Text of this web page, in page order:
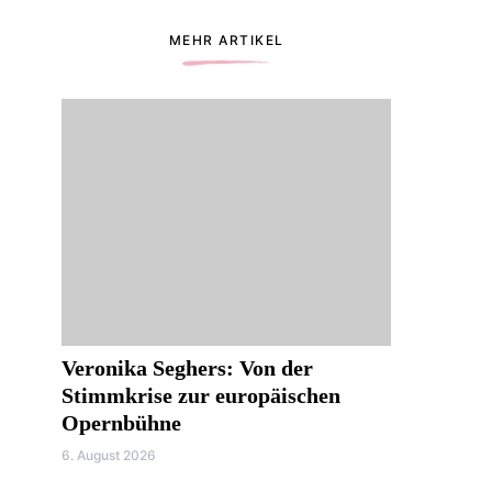
MEHR ARTIKEL
Veronika Seghers: Von der
Stimmkrise zur europäischen
Opernbühne
6. August 2026